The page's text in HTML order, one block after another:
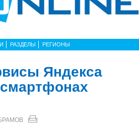
РАЗДЕЛЫ РЕГИОНЫ
Яндекса